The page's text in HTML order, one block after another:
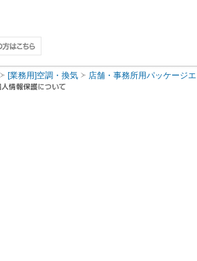
[業務用]空調・換気 店舗・事務所用パッケージ